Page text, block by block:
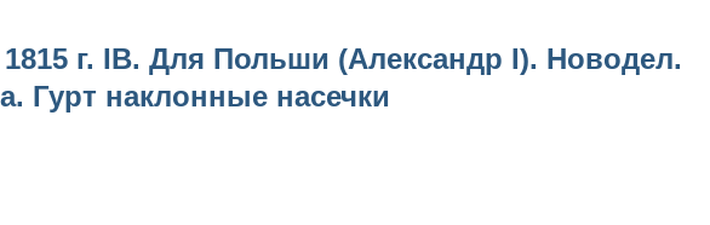
г. IB. Для Польши (Александр I). Новодел.
Гурт наклонные насечки